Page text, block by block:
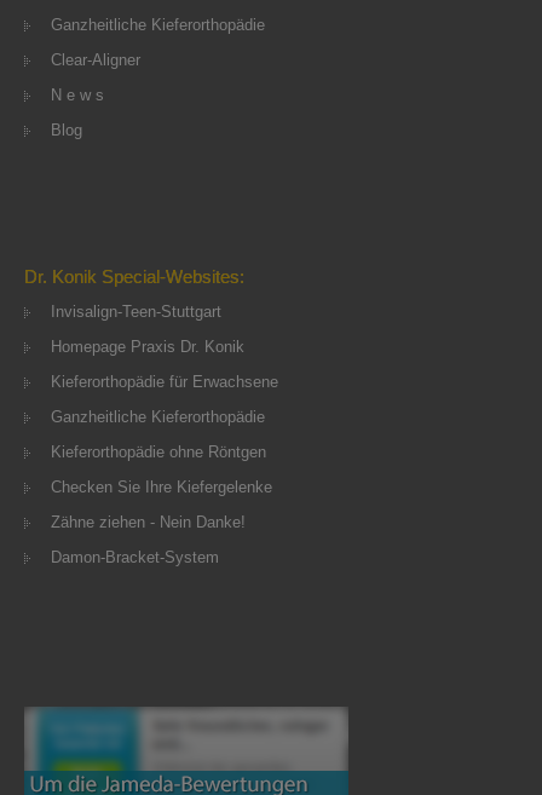
Ganzheitliche Kieferorthopädie
Clear-Aligner
N e w s
Blog
Dr. Konik Special-Websites:
Invisalign-Teen-Stuttgart
Homepage Praxis Dr. Konik
Kieferorthopädie für Erwachsene
Ganzheitliche Kieferorthopädie
Kieferorthopädie ohne Röntgen
Checken Sie Ihre Kiefergelenke
Zähne ziehen - Nein Danke!
Damon-Bracket-System